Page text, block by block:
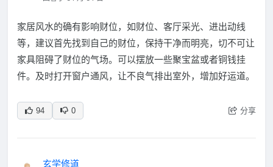
家居风水的确有影响财位，如财位、客厅采光、进出动线
等，建议首先找到自己的财位，保持干净而明亮，切不可让
家具阻碍了财位的气场。可以摆放一些聚宝盆或者铜钱挂
件。及时打开窗户通风，让不良气排出室外，增加好运道。
94 0 分享
玄学修道